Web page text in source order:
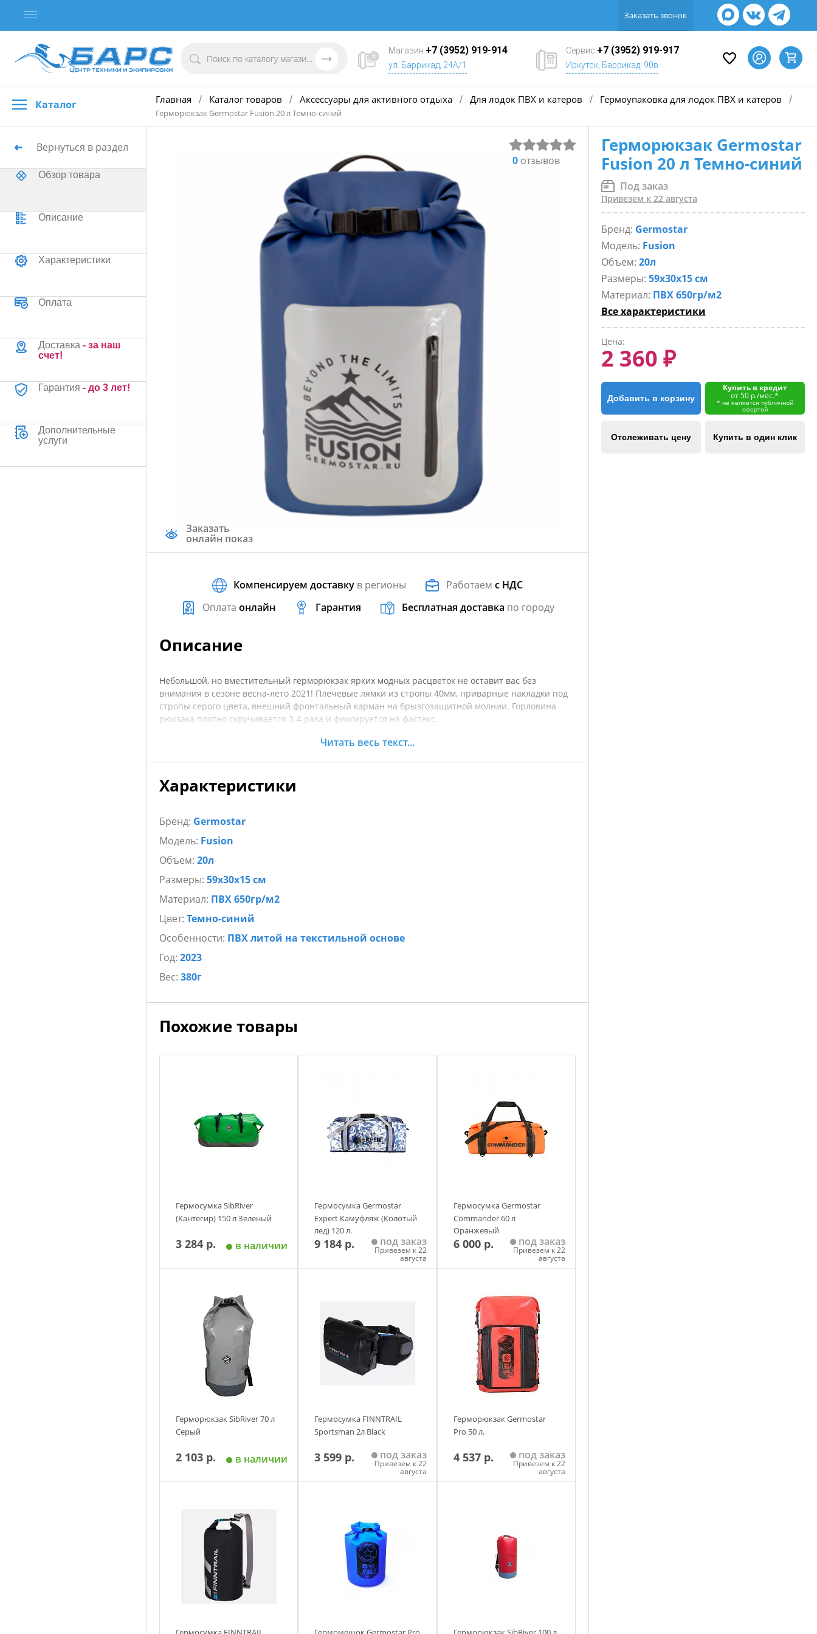
Заказать звонок
Магазин +7 (3952) 919-914
ул. Баррикад, 24А/1
Сервис +7 (3952) 919-917
Иркутск, Баррикад, 90в
Каталог Главная / Каталог товаров / Аксессуары для активного отдыха / Для лодок ПВХ и катеров / Гермоупаковка для лодок ПВХ и катеров /
Герморюкзак Germostar Fusion 20 л Темно-синий
Вернуться в раздел
Обзор товара
Описание
Характеристики
Оплата
Доставка - за наш
счет!
Гарантия - до 3 лет!
Дополнительные
услуги
0отзывов
Заказать
онлайн показ
Компенсируем доставку в регионы Работаемс НДС
Оплата онлайн Гарантия Бесплатная доставка по городу
Описание
Небольшой, но вместительный герморюкзак ярких модных расцветок не оставит вас без
внимания в сезоне весна-лето 2021! Плечевые лямки из стропы 40мм, приварные накладки под
стропы серого цвета, внешний фронтальный карман на брызгозащитной молнии. Горловина
рюкзака плотно скручивается 3-4 раза и фиксируется на фастекс.
Вам не страшны никакие осадки, ни грязь, ни песок! Ткань рюкзака износоустойчивая, легко
Читать весь текст...
Характеристики
Бренд: Germostar
Модель: Fusion
Объем: 20л
Размеры: 59х30х15 см
Материал: ПВХ 650гр/м2
Цвет: Темно-синий
Особенности: ПВХ литой на текстильной основе
Год: 2023
Вес: 380г
Похожие товары
Гермосумка SibRiver
(Кантегир) 150 л Зеленый
3 284 р. в наличии
Гермосумка Germostar
Expert Камуфляж (Колотый
лед) 120 л.
9 184 р. под заказ
Привезем к 22
августа
Гермосумка Germostar
Commander 60 л
Оранжевый
6 000 р. под заказ
Привезем к 22
августа
Герморюкзак SibRiver 70 л
Серый
2 103 р. в наличии
Гермосумка FINNTRAIL
Sportsman 2л Black
3 599 р. под заказ
Привезем к 22
августа
Герморюкзак Germostar
Pro 50 л.
4 537 р. под заказ
Привезем к 22
августа
Герморюкзак Germostar
Fusion 20 л Темно-синий
Под заказ
Привезем к 22 августа
Бренд: Germostar
Модель: Fusion
Объем: 20л
Размеры: 59х30х15 см
Материал: ПВХ 650гр/м2
Все характеристики
Цена:
2 360 ₽
Добавить в корзину
Купить в кредит
от 50 р./мес.*
* не является публичной
офертой
Отслеживать цену Купить в один клик